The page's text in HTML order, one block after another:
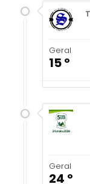
Geral
15 º
Geral
24 º